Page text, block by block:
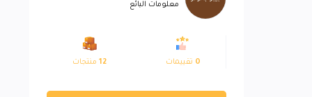
معلومات البائع
0 تقييمات 12منتجات